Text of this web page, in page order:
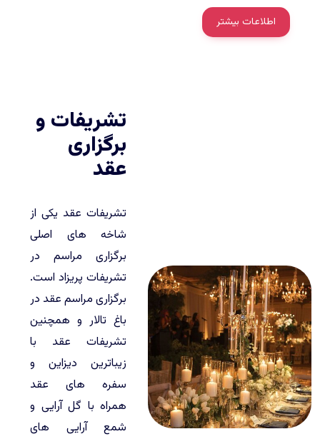
اطلاعات بیشتر
تشریفات و
برگزاری
عقد
تشریفات عقد یکی از
شاخه های اصلی
برگزاری مراسم در
تشریفات پریزاد است.
برگزاری مراسم عقد در
باغ تالار و همچنین
تشریفات عقد با
زیباترین دیزاین و
سفره های عقد
همراه با گل آرایی و
شمع آرایی های